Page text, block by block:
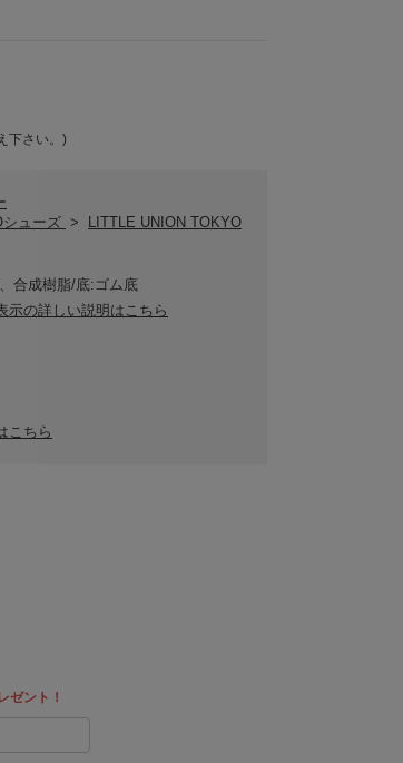
下さい。)
ューズ >
LITTLE UNION TOKYO
合成樹脂/底:ゴム底
示の詳しい説明はこちら
こちら
ゼント！